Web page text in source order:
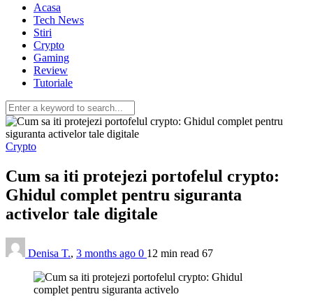
Acasa
Tech News
Stiri
Crypto
Gaming
Review
Tutoriale
Crypto
Cum sa iti protejezi portofelul crypto:
Ghidul complet pentru siguranta
activelor tale digitale
Denisa T., 3 months ago 0 12 min read 67